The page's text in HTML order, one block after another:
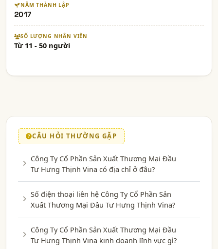
NĂM THÀNH LẬP
2017
SỐ LƯỢNG NHÂN VIÊN
Từ 11 - 50 người
CÂU HỎI THƯỜNG GẶP
Công Ty Cổ Phần Sản Xuất Thương Mại Đầu
Tư Hưng Thịnh Vina có địa chỉ ở đâu?
Số điện thoại liên hệ Công Ty Cổ Phần Sản
Xuất Thương Mại Đầu Tư Hưng Thịnh Vina?
Công Ty Cổ Phần Sản Xuất Thương Mại Đầu
Tư Hưng Thịnh Vina kinh doanh lĩnh vực gì?